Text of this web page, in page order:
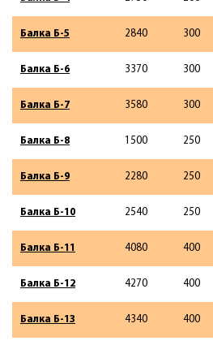
Балка Б-5 2840 300
Балка Б-6 3370 300
Балка Б-7 3580 300
Балка Б-8 1500 250
Балка Б-9 2280 250
Балка Б-10 2540 250
Балка Б-11 4080 400
Балка Б-12 4270 400
Балка Б-13 4340 400